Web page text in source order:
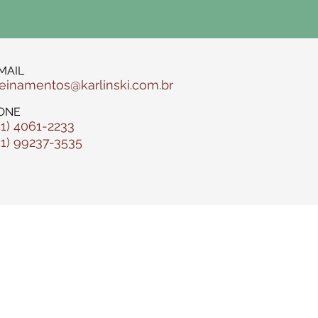
4061-2233
99237-3535